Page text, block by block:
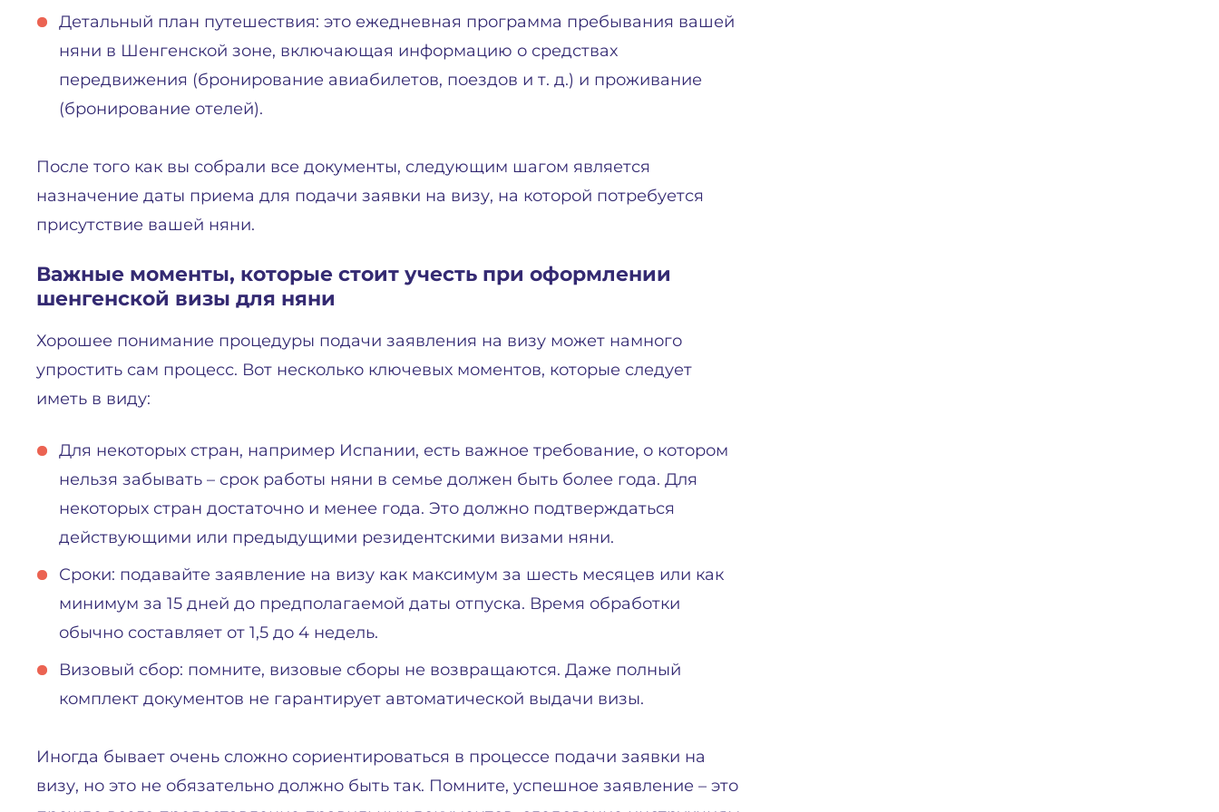
Детальный план путешествия: это ежедневная программа пребывания вашей
няни в Шенгенской зоне, включающая информацию о средствах
передвижения (бронирование авиабилетов, поездов и т. д.) и проживание
(бронирование отелей).
После того как вы собрали все документы, следующим шагом является
назначение даты приема для подачи заявки на визу, на которой потребуется
присутствие вашей няни.
Важные моменты, которые стоит учесть при оформлении
шенгенской визы для няни
Хорошее понимание процедуры подачи заявления на визу может намного
упростить сам процесс. Вот несколько ключевых моментов, которые следует
иметь в виду:
Для некоторых стран, например Испании, есть важное требование, о котором
нельзя забывать – срок работы няни в семье должен быть более года. Для
некоторых стран достаточно и менее года. Это должно подтверждаться
действующими или предыдущими резидентскими визами няни.
Сроки: подавайте заявление на визу как максимум за шесть месяцев или как
минимум за 15 дней до предполагаемой даты отпуска. Время обработки
обычно составляет от 1,5 до 4 недель.
Визовый сбор: помните, визовые сборы не возвращаются. Даже полный
комплект документов не гарантирует автоматической выдачи визы.
Иногда бывает очень сложно сориентироваться в процессе подачи заявки на
визу, но это не обязательно должно быть так. Помните, успешное заявление – это